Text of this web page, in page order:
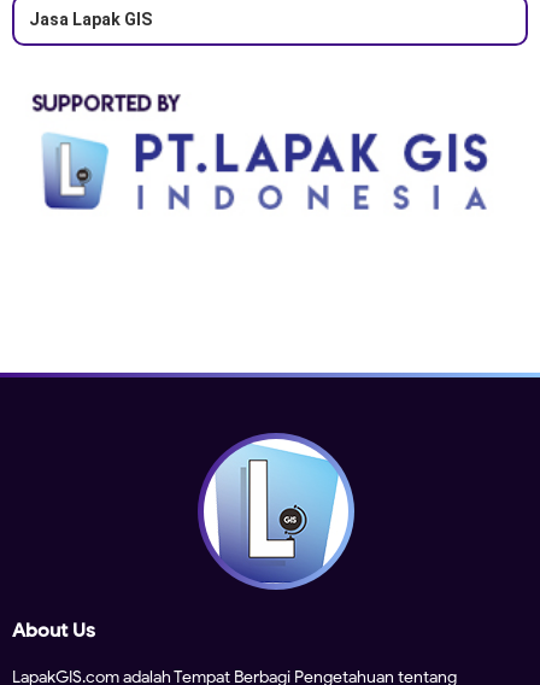
Jasa Lapak GIS
About Us
LapakGIS.com adalah Tempat Berbagi Pengetahuan tentang